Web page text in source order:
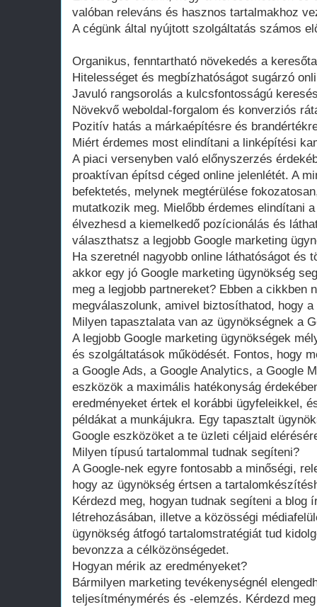
valóban releváns és hasznos tartalmakhoz
A cégünk által nyújtott szolgáltatás számos
Organikus, fenntartható növekedés a
Hitelességet és megbízhatóságot sugárzó
Javuló rangsorolás a kulcsfontosságú
Növekvő weboldal-forgalom és konverziós
Pozitív hatás a márkaépítésre és
Miért érdemes most elindítani a linképítési
A piaci versenyben való előnyszerzés
proaktívan építsd céged online jelenlétét. A
befektetés, melynek megtérülése
mutatkozik meg. Mielőbb érdemes elindítani
élvezhesd a kiemelkedő pozícionálás és
választhatsz a legjobb Google marketing
Ha szeretnél nagyobb online láthatóságot és
akkor egy jó Google marketing ügynökség
meg a legjobb partnereket? Ebben a cikkben
megválaszolunk, amivel biztosíthatod, hogy
Milyen tapasztalata van az ügynökségnek a
A legjobb Google marketing ügynökségek
és szolgáltatások működését. Fontos, hogy
a Google Ads, a Google Analytics, a Google
eszközök a maximális hatékonyság
eredményeket értek el korábbi ügyfeleikkel,
példákat a munkájukra. Egy tapasztalt
Google eszközöket a te üzleti céljaid
Milyen típusú tartalommal tudnak segíteni?
A Google-nek egyre fontosabb a minőségi,
hogy az ügynökség értsen a
Kérdezd meg, hogyan tudnak segíteni a blog
létrehozásában, illetve a közösségi
ügynökség átfogó tartalomstratégiát tud
bevonzza a célközönségedet.
Hogyan mérik az eredményeket?
Bármilyen marketing tevékenységnél
teljesítménymérés és -elemzés. Kérdezd